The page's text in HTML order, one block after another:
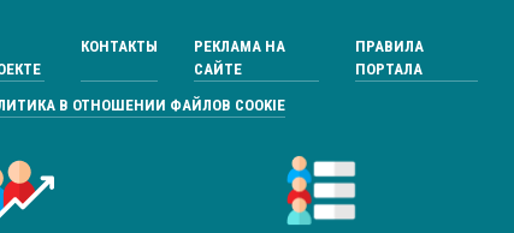
КОНТАКТЫ
РЕКЛАМА НА
САЙТЕ
ПРАВИЛА
ПОРТАЛА
В ОТНОШЕНИИ ФАЙЛОВ COOKIE